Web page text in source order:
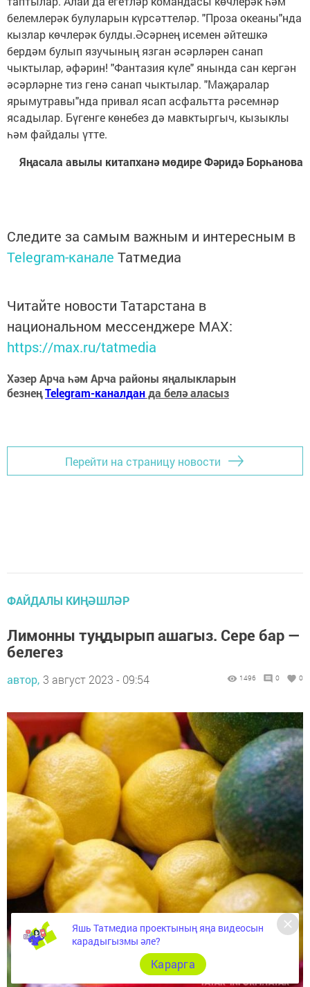
белемлерәк булуларын күрсәттеләр. "Проза океаны"нда
кызлар көчлерәк булды.Әсәрнең исемен әйтешкә
бердәм булып язучының язган әсәрләрен санап
чыктылар, әфәрин! "Фантазия күле" янында сан кергән
әсәрләрне тиз генә санап чыктылар. "Маҗаралар
ярымутравы"нда привал ясап асфальтта рәсемнәр
ясадылар. Бүгенге көнебез дә мавктыргыч, кызыклы
һәм файдалы үтте.
Яңасала авылы китапханә мөдире Фәридә Борһанова
Следите за самым важным и интересным в
Telegram-канале Татмедиа
Читайте новости Татарстана в
национальном мессенджере MАХ:
https://max.ru/tatmedia
Хәзер Арча һәм Арча районы яңалыкларын
безнеңTelegram-каналданда белә аласыз
Перейти на страницу новости
ФАЙДАЛЫ КИҢӘШЛӘР
Лимонны туңдырып ашагыз. Сере бар —
белегез
автор, 3 август 2023 - 09:54 1496 0 0
Яшь Татмедиа проектының яңа видеосын
карадыгызмы әле?
Карарга